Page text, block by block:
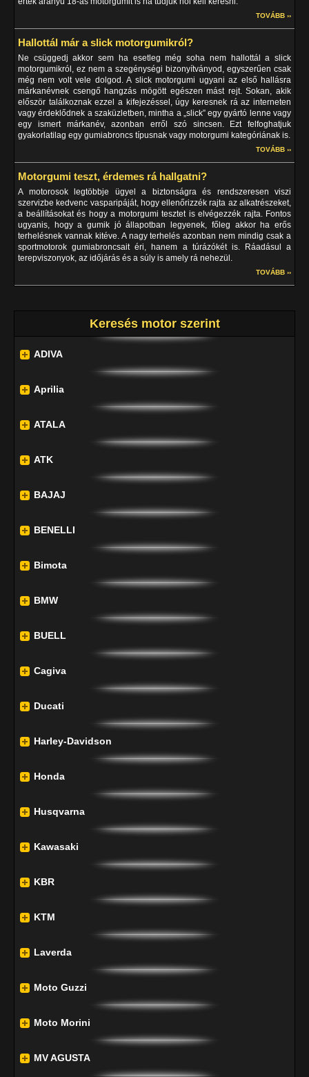
TOVÁBB ››
Hallottál már a slick motorgumikról?
Ne csüggedj akkor sem ha esetleg még soha nem hallottál a slick
motorgumikról, ez nem a szegénységi bizonyítványod, egyszerűen csak
még nem volt vele dolgod. A slick motorgumi ugyani az első hallásra
márkanévnek csengő hangzás mögött egészen mást rejt. Sokan, akik
először találkoznak ezzel a kifejezéssel, úgy keresnek rá az interneten
vagy érdeklődnek a szaküzletben, mintha a „slick” egy gyártó lenne vagy
egy ismert márkanév, azonban erről szó sincsen. Ezt felfoghatjuk
gyakorlatilag egy gumiabroncs típusnak vagy motorgumi kategóriának is.
TOVÁBB ››
Motorgumi teszt, érdemes rá hallgatni?
A motorosok legtöbbje ügyel a biztonságra és rendszeresen viszi
szervizbe kedvenc vasparipáját, hogy ellenőrizzék rajta az alkatrészeket,
a beállításokat és hogy a motorgumi tesztet is elvégezzék rajta. Fontos
ugyanis, hogy a gumik jó állapotban legyenek, főleg akkor ha erős
terhelésnek vannak kitéve. A nagy terhelés azonban nem mindig csak a
sportmotorok gumiabroncsait éri, hanem a túrázókét is. Ráadásul a
terepviszonyok, az időjárás és a súly is amely rá nehezül.
TOVÁBB ››
Keresés motor szerint
ADIVA
Aprilia
ATALA
ATK
BAJAJ
BENELLI
Bimota
BMW
BUELL
Cagiva
Ducati
Harley-Davidson
Honda
Husqvarna
Kawasaki
KBR
KTM
Laverda
Moto Guzzi
Moto Morini
MV AGUSTA